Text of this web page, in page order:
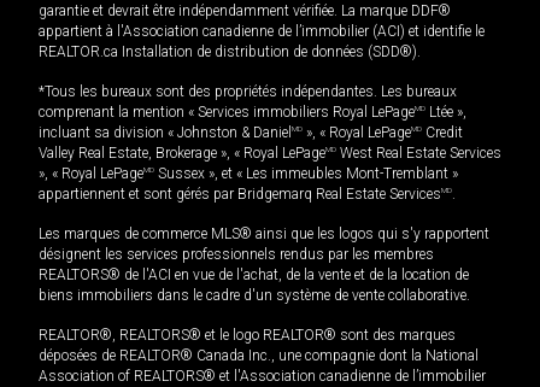
garantie et devrait être indépendamment vérifiée. La marque DDF®
appartient à l'Association canadienne de l’immobilier (ACI) et identifie le
REALTOR.ca Installation de distribution de données (SDD®).
*Tous les bureaux sont des propriétés indépendantes. Les bureaux
comprenant la mention « Services immobiliers Royal LePageMD Ltée »,
incluant sa division « Johnston & Daniel MD », « Royal LePageMD Credit
Valley Real Estate, Brokerage », « Royal LePageMD West Real Estate Services
», « Royal LePageMD Sussex », et « Les immeubles Mont-Tremblant »
appartiennent et sont gérés par Bridgemarq Real Estate ServicesMD.
Les marques de commerce MLS® ainsi que les logos qui s'y rapportent
désignent les services professionnels rendus par les membres
REALTORS® de l'ACI en vue de l'achat, de la vente et de la location de
biens immobiliers dans le cadre d'un système de vente collaborative.
REALTOR®, REALTORS® et le logo REALTOR® sont des marques
déposées de REALTOR® Canada Inc., une compagnie dont la National
Association of REALTORS® et l'Association canadienne de l’immobilier